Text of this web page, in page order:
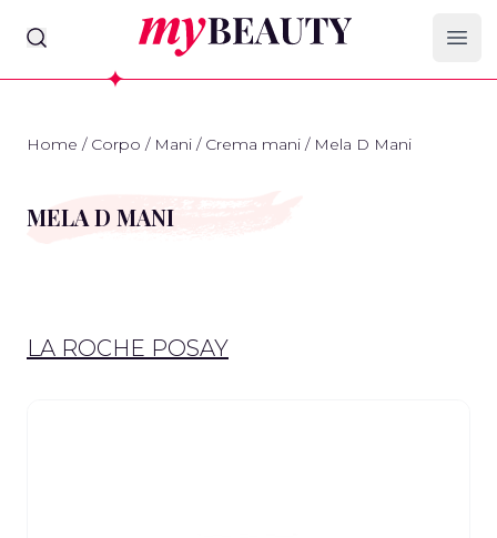
myBeauty
Home / Corpo / Mani / Crema mani / Mela D Mani
MELA D MANI
LA ROCHE POSAY